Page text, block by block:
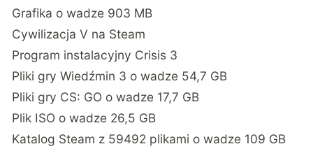
Grafika o wadze 903 MB
Cywilizacja V na Steam
Program instalacyjny Crisis 3
Pliki gry Wiedźmin 3 o wadze 54,7 GB
Pliki gry CS: GO o wadze 17,7 GB
Plik ISO o wadze 26,5 GB
Katalog Steam z 59492 plikami o wadze 109 GB